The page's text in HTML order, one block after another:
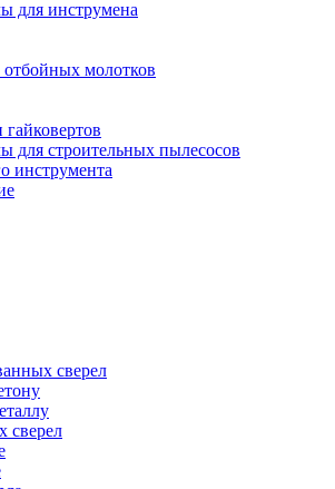
для инструмена
молотков
для строительных пылесосов
инструмента
сверел
сверел